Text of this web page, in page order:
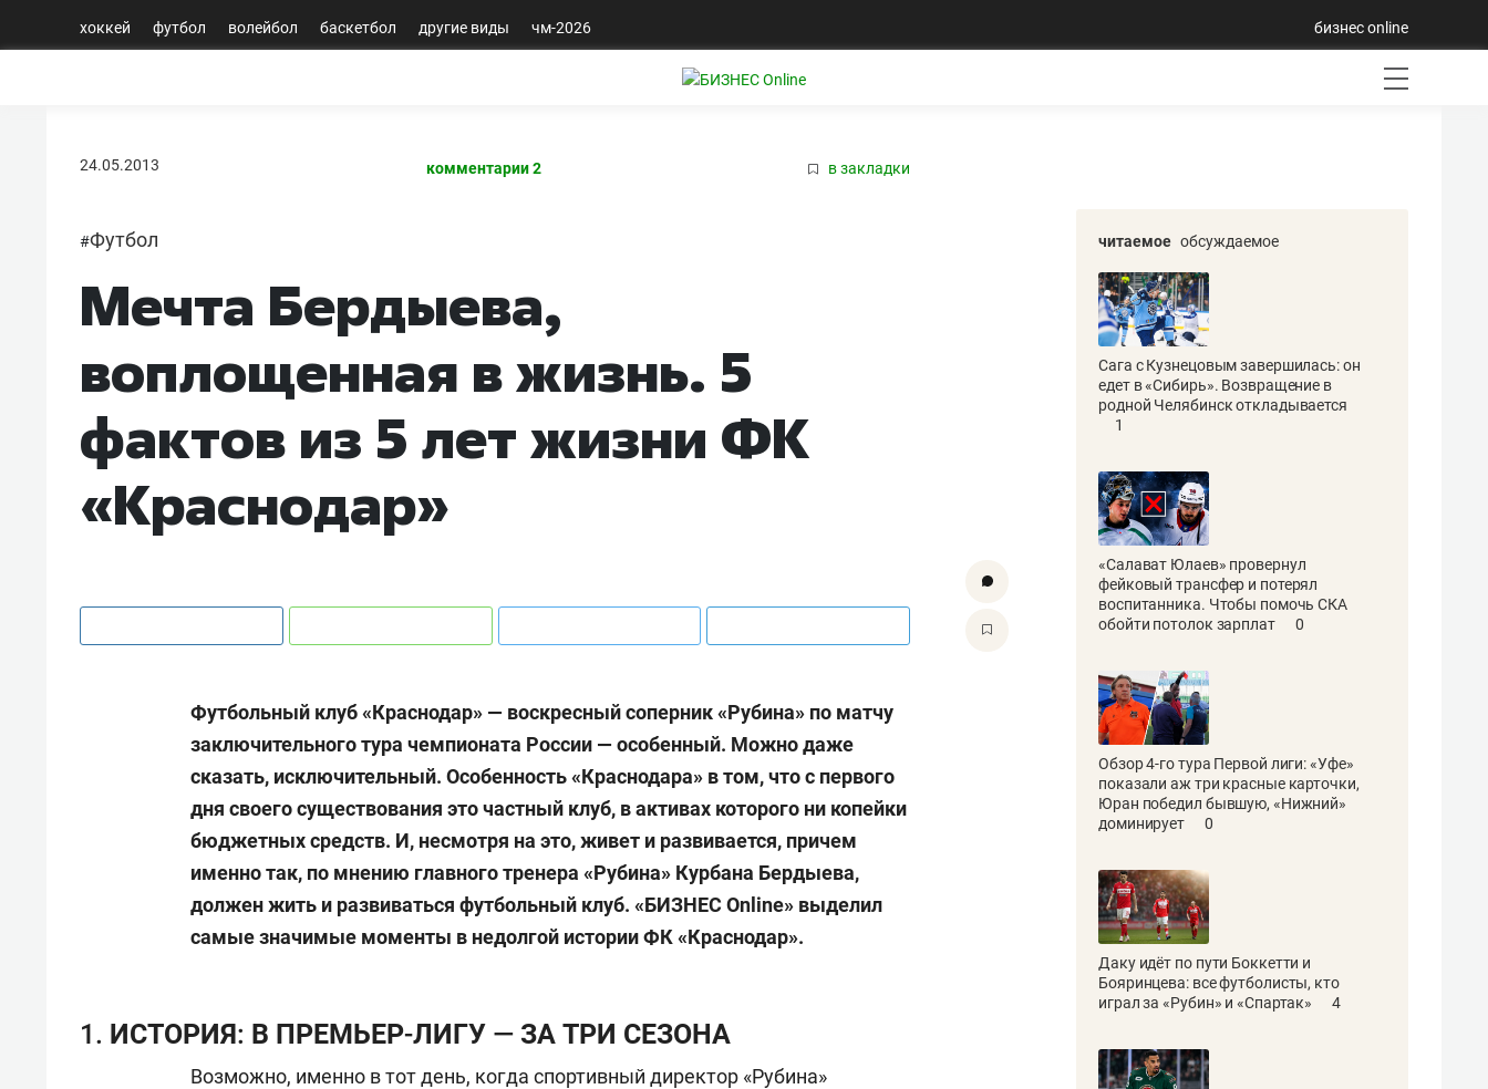
хоккей футбол волейбол баскетбол другие виды чм-2026 бизнес online
24.05.2013 комментарии 2 в закладки
#Футбол
Мечта Бердыева,
воплощенная в жизнь. 5
фактов из 5 лет жизни ФК
«Краснодар»
Футбольный клуб «Краснодар» — воскресный соперник «Рубина» по матчу
заключительного тура чемпионата России — особенный. Можно даже
сказать, исключительный. Особенность «Краснодара» в том, что с первого
дня своего существования это частный клуб, в активах которого ни копейки
бюджетных средств. И, несмотря на это, живет и развивается, причем
именно так, по мнению главного тренера «Рубина» Курбана Бердыева,
должен жить и развиваться футбольный клуб. «БИЗНЕС Online» выделил
самые значимые моменты в недолгой истории ФК «Краснодар».
1. ИСТОРИЯ: В ПРЕМЬЕР-ЛИГУ — ЗА ТРИ СЕЗОНА
Возможно, именно в тот день, когда спортивный директор «Рубина»
читаемое обсуждаемое
Сага с Кузнецовым завершилась: он
едет в «Сибирь». Возвращение в
родной Челябинск откладывается
1
«Салават Юлаев» провернул
фейковый трансфер и потерял
воспитанника. Чтобы помочь СКА
обойти потолок зарплат
0
Обзор 4-го тура Первой лиги: «Уфе»
показали аж три красные карточки,
Юран победил бывшую, «Нижний»
доминирует
0
Даку идёт по пути Боккетти и
Бояринцева: все футболисты, кто
играл за «Рубин» и «Спартак»
4